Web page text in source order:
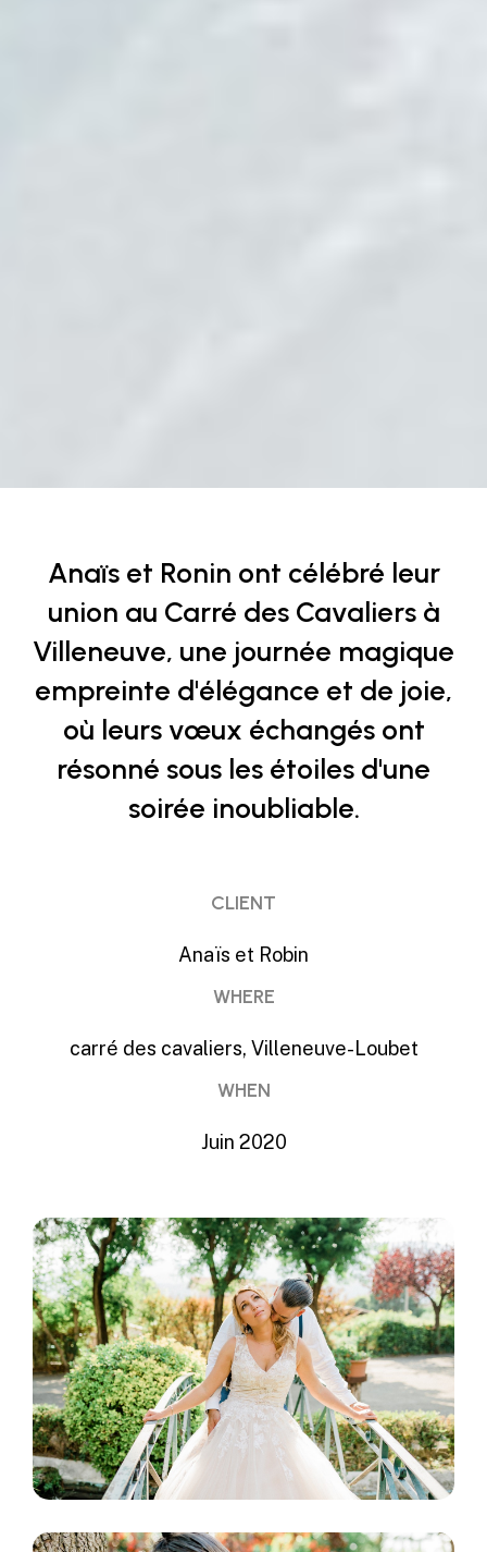
Anaïs et Ronin ont célébré leur
union au Carré des Cavaliers à
Villeneuve, une journée magique
empreinte d'élégance et de joie,
où leurs vœux échangés ont
résonné sous les étoiles d'une
soirée inoubliable.
CLIENT
Anaïs et Robin
WHERE
carré des cavaliers, Villeneuve-Loubet
WHEN
Juin 2020